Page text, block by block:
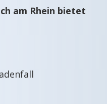
am Rhein bietet